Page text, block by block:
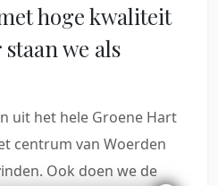
hoge kwaliteit
we als
uit het hele Groene Hart
centrum van Woerden
Ook doen we de